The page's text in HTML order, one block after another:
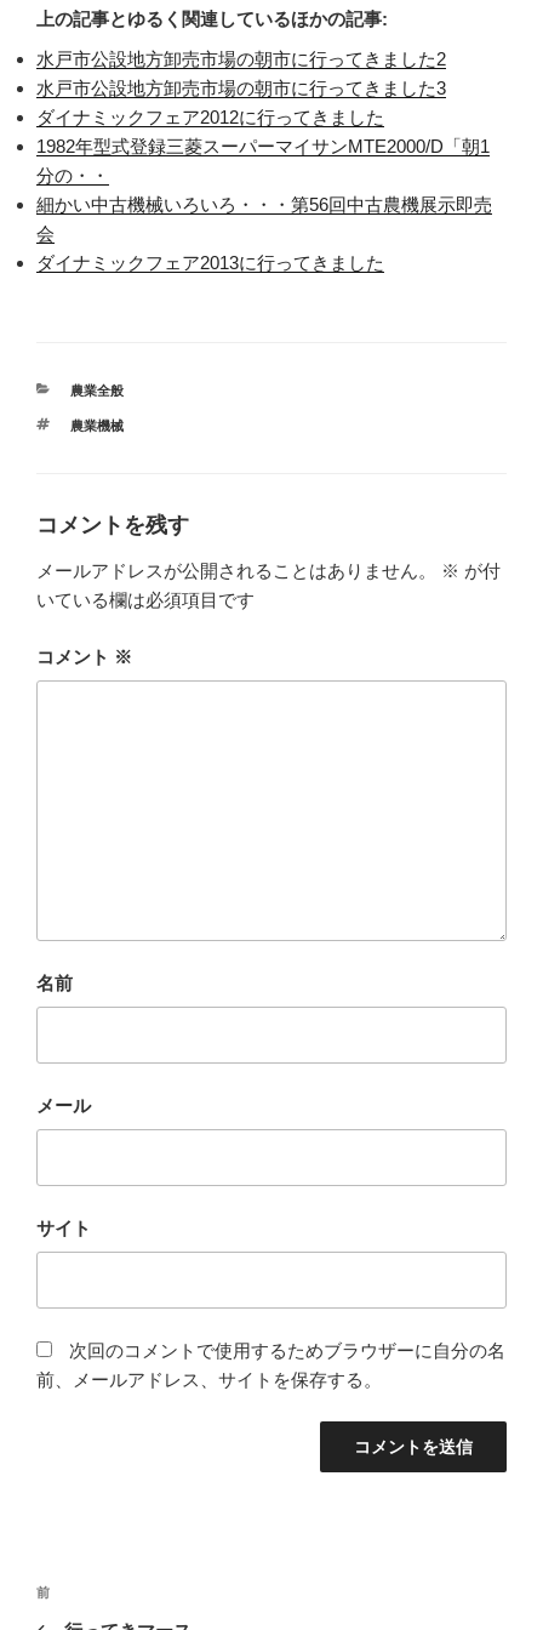
上の記事とゆるく関連しているほかの記事:
水戸市公設地方卸売市場の朝市に行ってきました2
水戸市公設地方卸売市場の朝市に行ってきました3
ダイナミックフェア2012に行ってきました
1982年型式登録三菱スーパーマイサンMTE2000/D「朝1
分の・・
細かい中古機械いろいろ・・・第56回中古農機展示即売
会
ダイナミックフェア2013に行ってきました
カ
ゴ
農業全般
タ
農業機械
コメントを残す
メールアドレスが公開されることはありません。 ※ が付
いている欄は必須項目です
コメント ※
名前
メール
サイト
次回のコメントで使用するためブラウザーに自分の名
前、メールアドレス、サイトを保存する。
投
前
の
前